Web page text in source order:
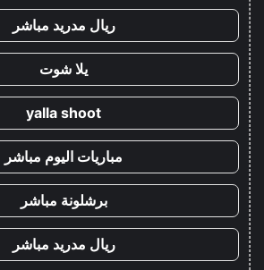
ريال مدريد مباشر
يلا شوت
yalla shoot
مباريات اليوم مباشر
برشلونة مباشر
ريال مدريد مباشر